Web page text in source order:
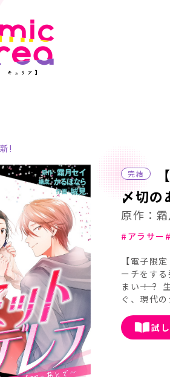
!
完結
〆切の
原作：
アラサー
【電子限
ーチをす
まい――！
ぐ、現代
試